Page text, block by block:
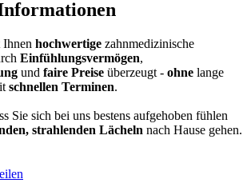
Ihnen hochwertige zahnmedizinische
Einfühlungsvermögen,
und faire Preise überzeugt - ohne lange
schnellen Terminen.
Sie sich bei uns bestens aufgehoben fühlen
strahlenden Lächeln nach Hause gehen.